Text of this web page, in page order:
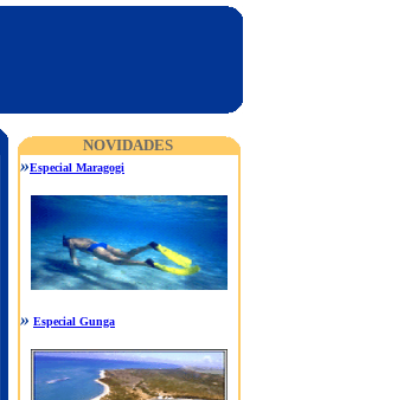
NOVIDADES
»Especial Maragogi
» Especial Gunga